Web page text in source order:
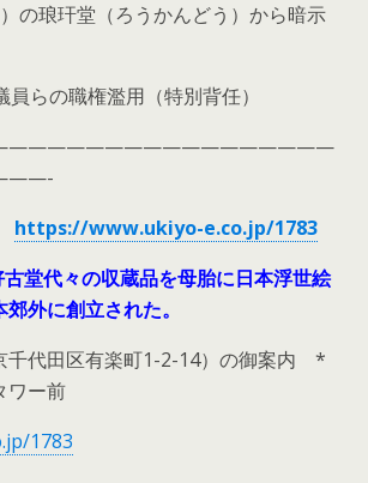
の琅玕堂（ろうかんどう）から暗示
らの職権濫用（特別背任）
https://www.ukiyo-e.co.jp/1783
堂代々の収蔵品を母胎に日本浮世絵
外に創立された。
千代田区有楽町1-2-14）の御案内 *
ワー前
1783